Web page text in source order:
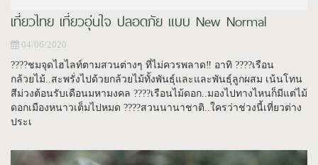
เที่ยวไทย เที่ยวอุ่นใจ ปลอดภัย แบบ New Normal
04/06/2020
????ชมจุดไฮไลท์ตามสวนต่างๆ ที่ไม่ควรพลาด‼️ อาทิ ????เรือน
กล้วยไม้..สะพรั่งไปด้วยกล้วยไม้ทั้งพันธุ์และและพันธุ์ลูกผสม เน้นโทน
สีม่วงต้อนรับเดือนมหามงคล ????เรือนไม้ดอก..มองไปทางไหนก็มีแต่ไม้
ดอกเมืองหนาวเต็มไปหมด ????สวนนานาชาติ..ใครว่าช่วงนี้เที่ยวต่าง
ประเ